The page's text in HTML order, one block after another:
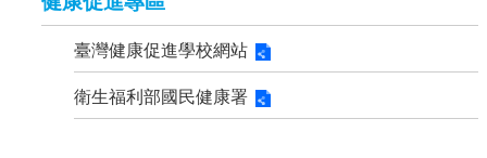
臺灣健康促進學校網站
衛生福利部國民健康署